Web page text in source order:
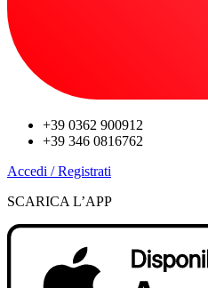
+39 0362 900912
+39 346 0816762
Accedi / Registrati
SCARICA L’APP